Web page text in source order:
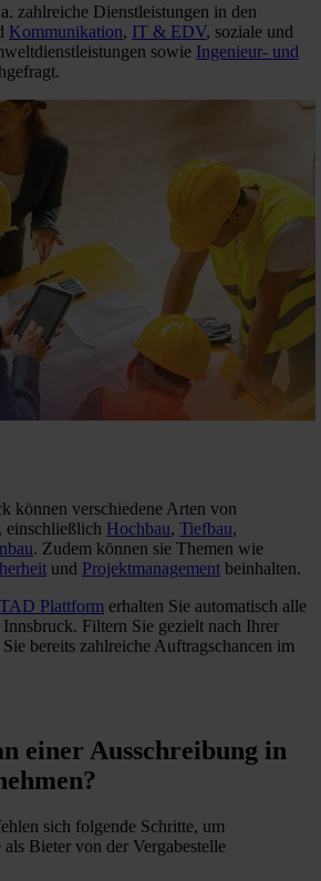
zahlreiche Dienstleistungen in den
Kommunikation, IT & EDV, soziale und
sowie Ingenieur- und
können verschiedene Arten von
einschließlich Hochbau, Tiefbau,
. Zudem können sie Themen wie
und Projektmanagement beinhalten.
Plattform erhalten Sie automatisch alle
Innsbruck. Filtern Sie gezielt nach Ihrer
bereits zahlreiche Auftragschancen im
einer Ausschreibung in
sich folgende Schritte, um
als Bieter von der Vergabestelle